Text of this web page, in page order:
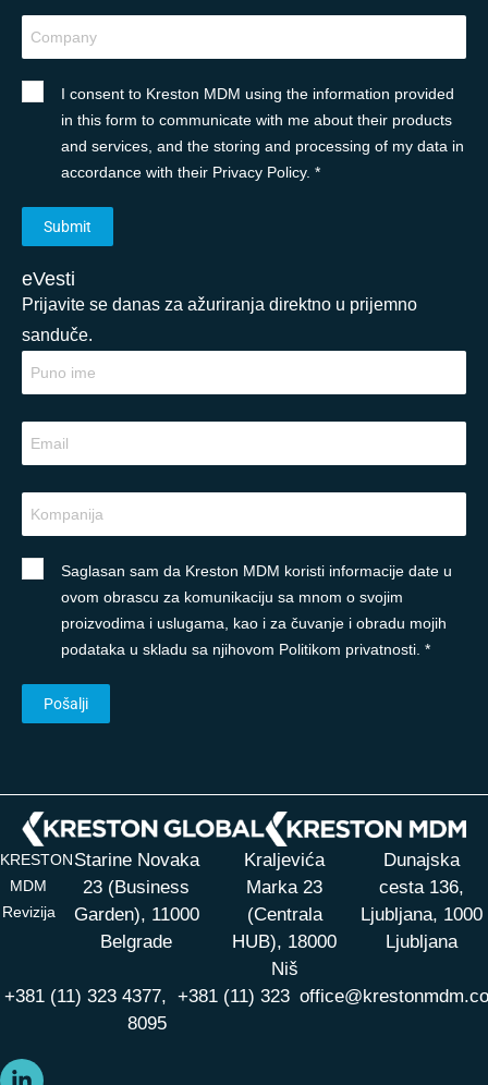
I consent to Kreston MDM using the information provided
in this form to communicate with me about their products
and services, and the storing and processing of my data in
accordance with their Privacy Policy. *
eVesti
Prijavite se danas za ažuriranja direktno u prijemno
sanduče.
Saglasan sam da Kreston MDM koristi informacije date u
ovom obrascu za komunikaciju sa mnom o svojim
proizvodima i uslugama, kao i za čuvanje i obradu mojih
podataka u skladu sa njihovom Politikom privatnosti. *
KRESTON
MDM
Revizija
Starine Novaka
23 (Business
Garden), 11000
Belgrade
Kraljevića
Marka 23
(Centrala
HUB), 18000
Niš
Dunajska
cesta 136,
Ljubljana, 1000
Ljubljana
+381 (11) 323 4377,+381 (11) 323
8095